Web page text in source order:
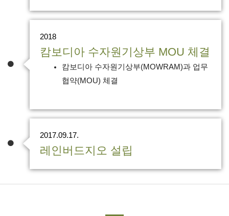
2018
캄보디아 수자원기상부 MOU 체결
캄보디아 수자원기상부(MOWRAM)과 업무
협약(MOU) 체결
2017.09.17.
레인버드지오 설립